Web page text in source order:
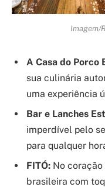
Imagem/
A Casa do Porco
sua culinária
uma experiência
Bar e Lanches
imperdível pelo
para qualquer
FITÓ: No
brasileira com